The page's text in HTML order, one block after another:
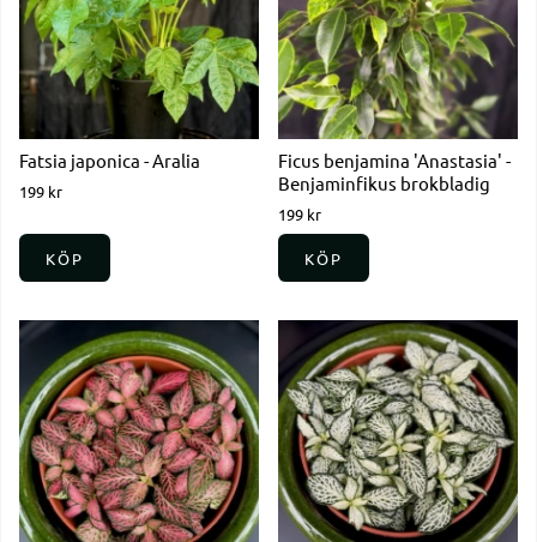
Fatsia japonica - Aralia
199 kr
KÖP
Ficus benjamina 'Anastasia' -
Benjaminfikus brokbladig
199 kr
KÖP